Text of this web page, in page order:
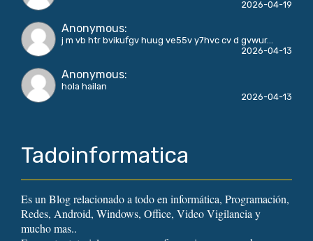
2026-04-19
Anonymous:
j m vb htr bvikufgv huug ve55v y7hvc cv d gvwur...
2026-04-13
Anonymous:
hola hailan
2026-04-13
Tadoinformatica
Es un Blog relacionado a todo en informática, Programación,
Redes, Android, Windows, Office, Video Vigilancia y
mucho mas..